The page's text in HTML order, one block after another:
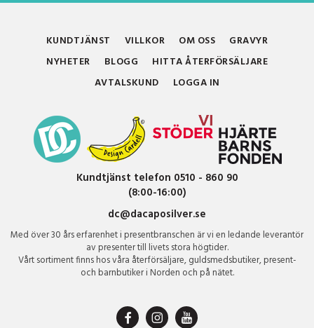
KUNDTJÄNST VILLKOR OM OSS
GRAVYR
NYHETER
BLOGG
HITTA ÅTERFÖRSÄLJARE
AVTALSKUND
LOGGA IN
Kundtjänst telefon 0510 - 860 90
(8:00-16:00)
dc@dacaposilver.se
Med över 30 års erfarenhet i presentbranschen är vi en ledande leverantör
av presenter till livets stora högtider.
Vårt sortiment finns hos våra återförsäljare, guldsmedsbutiker, present-
och barnbutiker i Norden och på nätet.